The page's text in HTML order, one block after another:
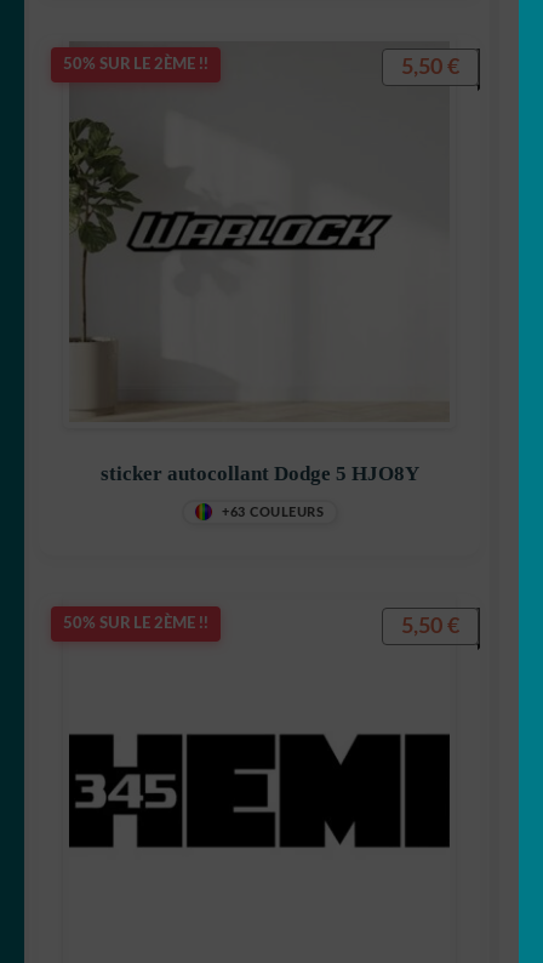
50% SUR LE 2ÈME !!
sticker autocollant Dodge 5 HJO8Y
+63 COULEURS
5,50 €
50% SUR LE 2ÈME !! 5,50 €